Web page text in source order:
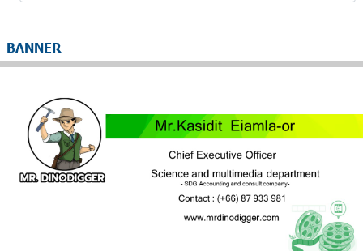
BANNER